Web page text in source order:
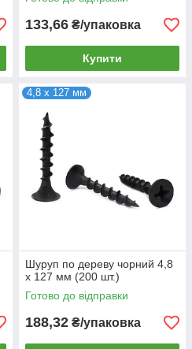
133,66 ₴/упаковка
Купити
4,8 х 127 мм
Шуруп по дереву чорний 4,8
х 127 мм (200 шт.)
Готово до відправки
188,32 ₴/упаковка